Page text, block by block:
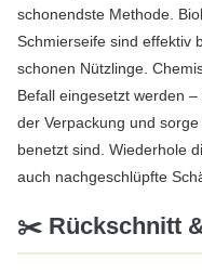
schonendste Methode.
Schmierseife sind effektiv
schonen Nützlinge.
Befall eingesetzt werden
der Verpackung und
benetzt sind. Wiederhole
auch nachgeschlüpfte
✂️ Rückschnitt